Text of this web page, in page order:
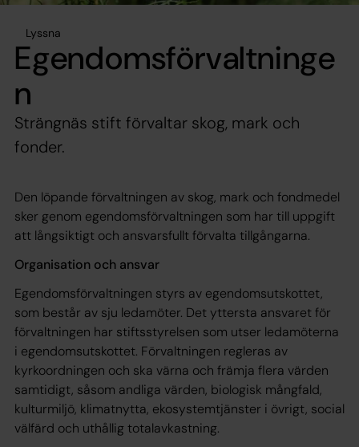
Lyssna
Egendomsförvaltninge
n
Strängnäs stift förvaltar skog, mark och
fonder.
Den löpande förvaltningen av skog, mark och fondmedel
sker genom egendomsförvaltningen som har till uppgift
att långsiktigt och ansvarsfullt förvalta tillgångarna.
Organisation och ansvar
Egendomsförvaltningen styrs av egendomsutskottet,
som består av sju ledamöter. Det yttersta ansvaret för
förvaltningen har stiftsstyrelsen som utser ledamöterna
i egendomsutskottet. Förvaltningen regleras av
kyrkoordningen och ska värna och främja flera värden
samtidigt, såsom andliga värden, biologisk mångfald,
kulturmiljö, klimatnytta, ekosystemtjänster i övrigt, social
välfärd och uthållig totalavkastning.